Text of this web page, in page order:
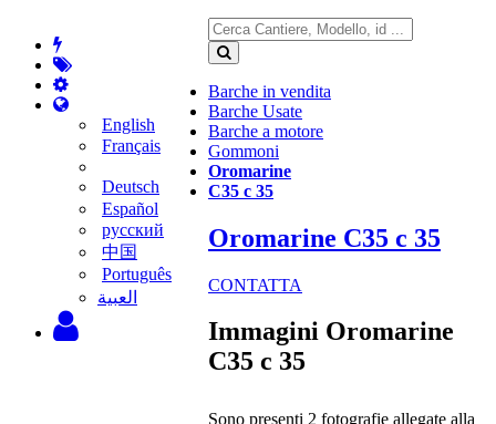
English
Français
Deutsch
Español
русский
中国
Português
‫العبية
Barche in vendita
Barche Usate
Barche a motore
Gommoni
Oromarine
C35 c 35
Oromarine C35 c 35
CONTATTA
Immagini Oromarine
C35 c 35
Sono presenti 2 fotografie allegate alla